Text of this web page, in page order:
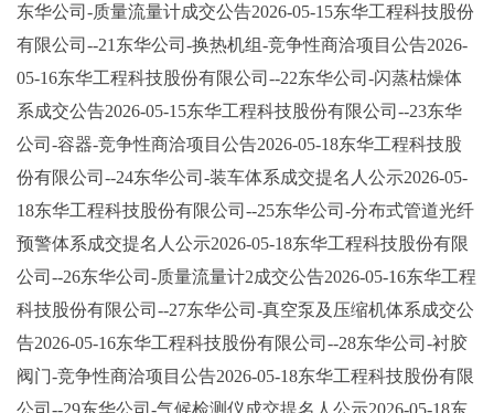
东华公司-质量流量计成交公告2026-05-15东华工程科技股份
有限公司--21东华公司-换热机组-竞争性商洽项目公告2026-
05-16东华工程科技股份有限公司--22东华公司-闪蒸枯燥体
系成交公告2026-05-15东华工程科技股份有限公司--23东华
公司-容器-竞争性商洽项目公告2026-05-18东华工程科技股
份有限公司--24东华公司-装车体系成交提名人公示2026-05-
18东华工程科技股份有限公司--25东华公司-分布式管道光纤
预警体系成交提名人公示2026-05-18东华工程科技股份有限
公司--26东华公司-质量流量计2成交公告2026-05-16东华工程
科技股份有限公司--27东华公司-真空泵及压缩机体系成交公
告2026-05-16东华工程科技股份有限公司--28东华公司-衬胶
阀门-竞争性商洽项目公告2026-05-18东华工程科技股份有限
公司--29东华公司-气候检测仪成交提名人公示2026-05-18东